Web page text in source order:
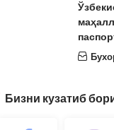
Бизни кузатиб